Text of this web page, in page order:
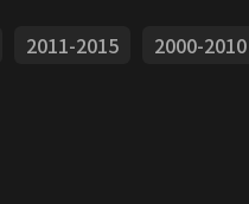
2011-2015
2000-2010